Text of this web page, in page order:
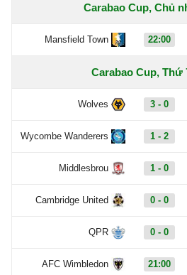
Carabao Cup, Chủ
Mansfield Town 22:00
Carabao Cup, Thứ
Wolves 3 - 0
Wycombe Wanderers 1 - 2
Middlesbrou 1 - 0
Cambridge United 0 - 0
QPR 0 - 0
AFC Wimbledon 21:00